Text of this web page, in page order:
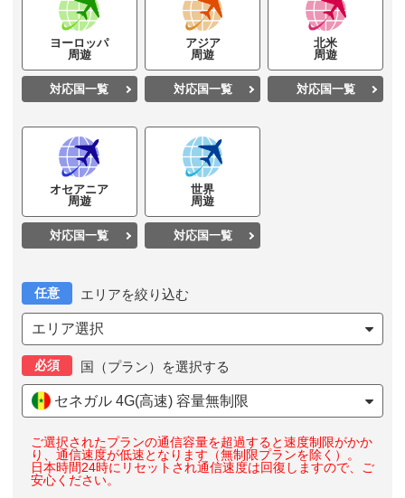
ヨーロッパ
周遊
対応国一覧
アジア
周遊
対応国一覧
北米
周遊
対応国一覧
オセアニア
周遊
対応国一覧
世界
周遊
対応国一覧
任意 エリアを絞り込む
エリア選択
必須 国（プラン）を選択する
セネガル 4G(高速) 容量無制限
ご選択されたプランの通信容量を超過すると速度制限がかか
り、通信速度が低速となります（無制限プランを除く）。
日本時間24時にリセットされ通信速度は回復しますので、ご
安心ください。